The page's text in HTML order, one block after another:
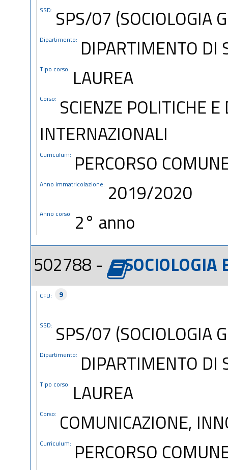
SSD: SPS/07 (SOCIOLOGIA
Dipartimento: DIPARTIMENTO DI
Tipo corso: LAUREA
Corso: SCIENZE POLITICHE
INTERNAZIONALI
Curriculum: PERCORSO
Anno immatricolazione: 2019/2020
Anno corso: 2° anno
502788 -
SOCIOLOGIA
CFU: 9
SSD: SPS/07 (SOCIOLOGIA
Dipartimento: DIPARTIMENTO DI
Tipo corso: LAUREA
Corso: COMUNICAZIONE,
Curriculum: PERCORSO